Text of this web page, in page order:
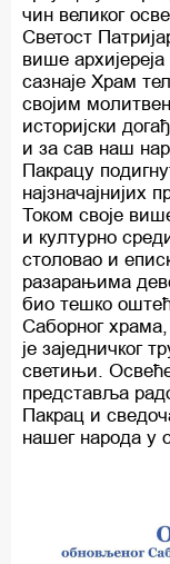
чин великог
Светост
више
сазнаје Храм
својим
историјски
и за сав наш
Пакрацу
најзначајнијих
Током своје
и културно
столовао и
разарањима
био тешко
Саборног храма,
је заједничког
светињи.
представља
Пакрац и
нашег народа у